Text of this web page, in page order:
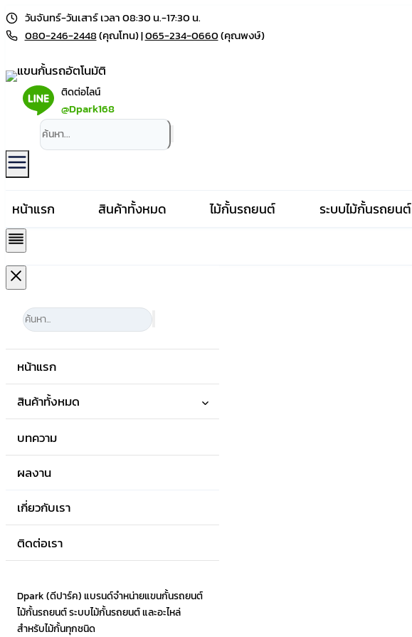
Skip
to
วันจันทร์-วันเสาร์ เวลา 08:30 น.-17:30 น.
080-246-2448(คุณโทน) |065-234-0660(คุณพงษ์)
ติดต่อไลน์
@Dpark168
หน้าแรก สินค้าทั้งหมด ไม้กั้นรถยนต์ ระบบไม้กั้นรถยนต์
หน้าแรก
สินค้าทั้งหมด
บทความ
ผลงาน
เกี่ยวกับเรา
ติดต่อเรา
Dpark (ดีปาร์ค) แบรนด์จำหน่ายแขนกั้นรถยนต์
ไม้กั้นรถยนต์ ระบบไม้กั้นรถยนต์ และอะไหล่
สำหรับไม้กั้นทุกชนิด